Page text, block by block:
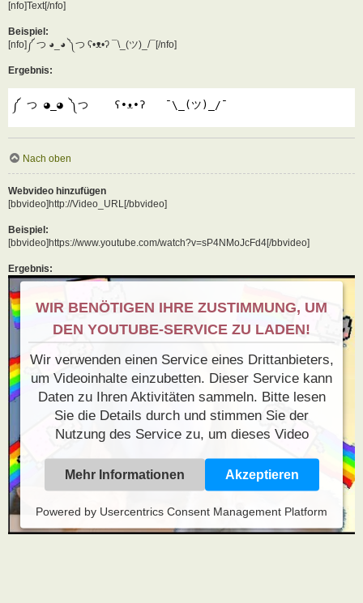
[nfo]Text[/nfo]
Beispiel:
[nfo]༼ つ ◕_◕ ༽つ ʕ•ᴥ•ʔ ¯\_(ツ)_/¯[/nfo]
Ergebnis:
༼ つ ◕_◕ ༽つ    ʕ•ᴥ•ʔ   ¯\_(ツ)_/¯
Nach oben
Webvideo hinzufügen
[bbvideo]http://Video_URL[/bbvideo]
Beispiel:
[bbvideo]https://www.youtube.com/watch?v=sP4NMoJcFd4[/bbvideo]
Ergebnis:
WIR BENÖTIGEN IHRE ZUSTIMMUNG, UM
DEN YOUTUBE-SERVICE ZU LADEN!
Wir verwenden einen Service eines Drittanbieters,
um Videoinhalte einzubetten. Dieser Service kann
Daten zu Ihren Aktivitäten sammeln. Bitte lesen
Sie die Details durch und stimmen Sie der
Nutzung des Service zu, um dieses Video
Mehr Informationen Akzeptieren
Powered by Usercentrics Consent Management Platform